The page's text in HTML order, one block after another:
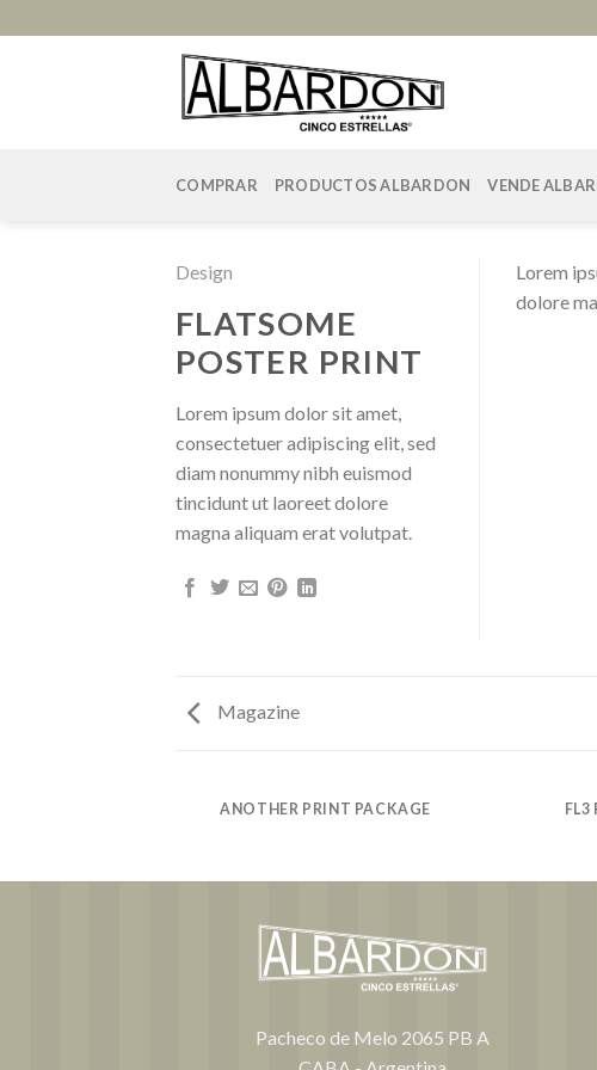
to
COMPRAR PRODUCTOS ALBARDON VENDE
Design
FLATSOME
POSTER PRINT
Lorem ipsum dolor sit amet,
consectetuer adipiscing elit, sed
diam nonummy nibh euismod
tincidunt ut laoreet dolore
magna aliquam erat volutpat.
Lorem
dolore
Magazine
ANOTHER PRINT PACKAGE FL3
Pacheco de Melo 2065 PB A